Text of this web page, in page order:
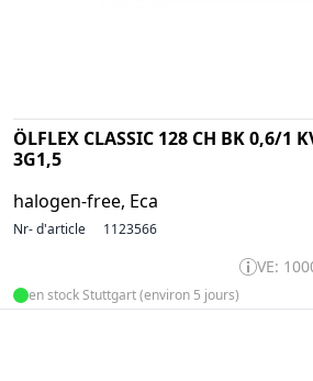
ÖLFLEX CLASSIC 128 CH BK 0,6/1
3G1,5
halogen-free, Eca
Nr- d'article 1123566
VE:
en stock Stuttgart (environ 5 jours)